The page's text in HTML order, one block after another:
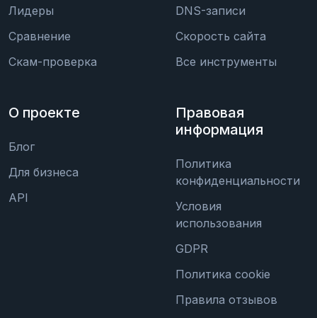
Лидеры
Сравнение
Скам-проверка
DNS-записи
Скорость сайта
Все инструменты
О проекте
Блог
Для бизнеса
API
Правовая
информация
Политика
конфиденциальности
Условия
использования
GDPR
Политика cookie
Правила отзывов